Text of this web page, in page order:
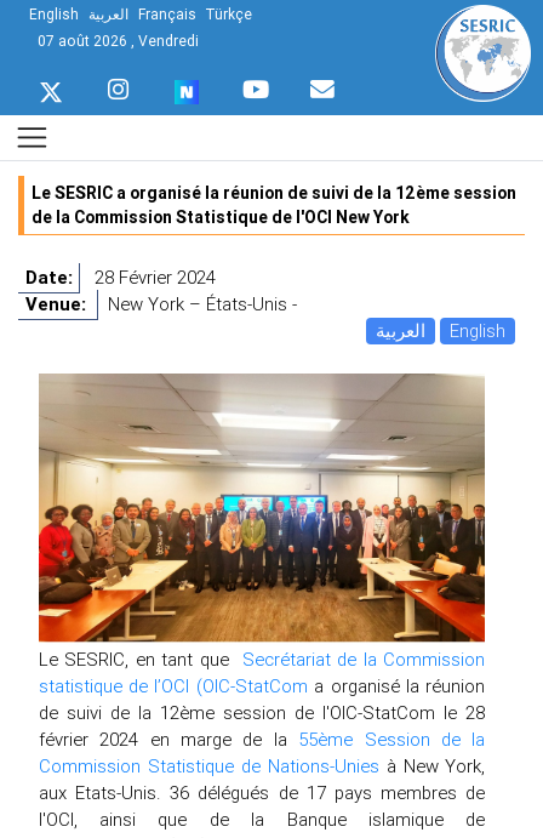
English العربية Français Türkçe
07 août 2026 , Vendredi
Le SESRIC a organisé la réunion de suivi de la 12ème session
de la Commission Statistique de l'OCI New York
Date:
28 Février 2024
Venue:
New York – États-Unis -
العربية
English
Le SESRIC, en tant que Secrétariat de la Commission
statistique de l’OCI (OIC-StatCom a organisé la réunion
de suivi de la 12ème session de l'OIC-StatCom le 28
février 2024 en marge de la 55ème Session de la
Commission Statistique de Nations-Unies à New York,
aux Etats-Unis. 36 délégués de 17 pays membres de
l'OCI, ainsi que de la Banque islamique de